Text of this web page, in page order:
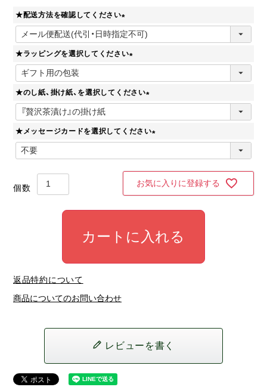
★配送方法を確認してください
(
必
須
)
★ラッピングを選択してください
必
須
)
★のし紙、掛け紙、を選択してください
必
須
)
★メッセージカードを選択してください
必
須
)
お気に入りに登録する
カートに入れる
返品特約について
商品についてのお問い合わせ
レビューを書く